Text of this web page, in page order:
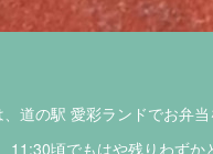
道の駅 愛彩ランドでお弁
11:30頃でもはや残りわず